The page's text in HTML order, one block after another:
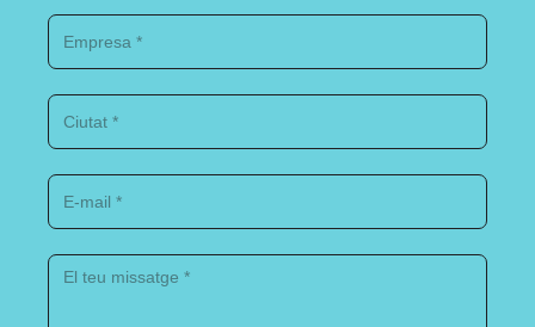
Empresa
Ciutat
E-
El
missatge